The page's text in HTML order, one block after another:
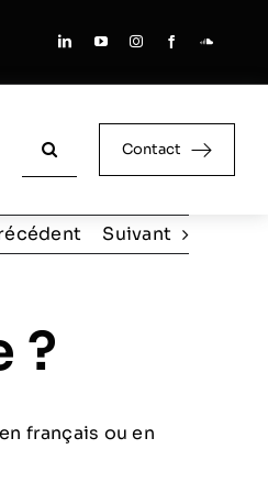
Contact
Suivant
?
français ou en